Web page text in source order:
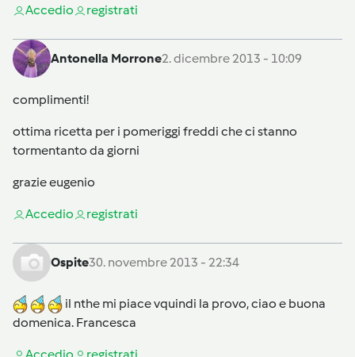
Accedio registrati
Antonella Morrone2. dicembre 2013 - 10:09
complimenti!
ottima ricetta per i pomeriggi freddi che ci stanno
tormentanto da giorni
grazie eugenio
Accedio registrati
Ospite30. novembre 2013 - 22:34
il nthe mi piace vquindi la provo, ciao e buona
domenica. Francesca